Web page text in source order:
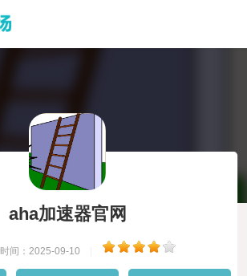
aha加速器官网
时间：2025-09-10